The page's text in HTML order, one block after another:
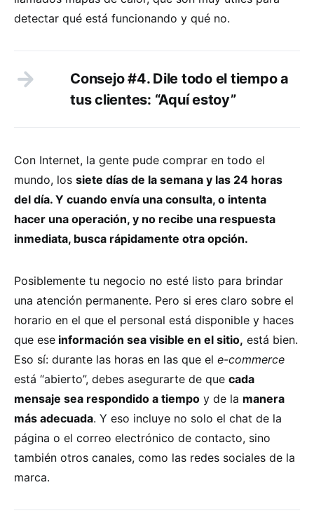
detectar qué está funcionando y qué no.
Consejo #4. Dile todo el tiempo a
tus clientes: “Aquí estoy”
Con Internet, la gente pude comprar en todo el
mundo, los siete días de la semana y las 24 horas
del día. Y cuando envía una consulta, o intenta
hacer una operación, y no recibe una respuesta
inmediata, busca rápidamente otra opción.
Posiblemente tu negocio no esté listo para brindar
una atención permanente. Pero si eres claro sobre el
horario en el que el personal está disponible y haces
que ese información sea visible en el sitio, está bien.
Eso sí: durante las horas en las que el e-commerce
está “abierto”, debes asegurarte de que cada
mensaje sea respondido a tiempo y de la manera
más adecuada. Y eso incluye no solo el chat de la
página o el correo electrónico de contacto, sino
también otros canales, como las redes sociales de la
marca.